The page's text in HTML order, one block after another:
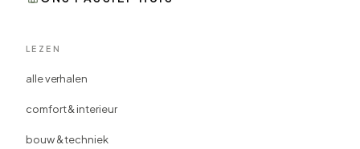
LEZEN
alle verhalen
comfort & interieur
bouw & techniek